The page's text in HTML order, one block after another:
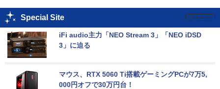
Special Site
iFi audio主力「NEO Stream 3」「NEO iDSD
3」に迫る
マウス、RTX 5060 Ti搭載ゲーミングPCが7万5,
000円オフで30万円台！